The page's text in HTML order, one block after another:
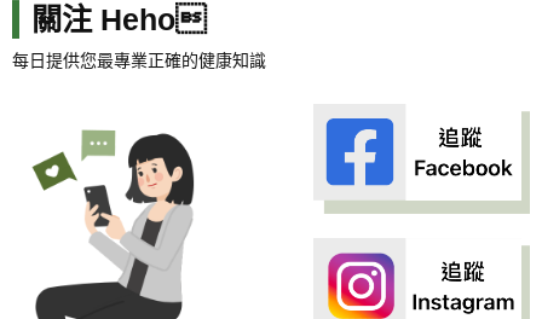
關注 Heho
每日提供您最專業正確的健康知識